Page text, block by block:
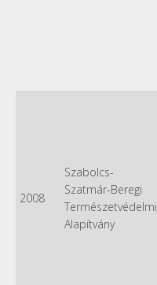
2008
Szabolcs-
Szatmár-Beregi
Természetvédelmi
Alapítvány